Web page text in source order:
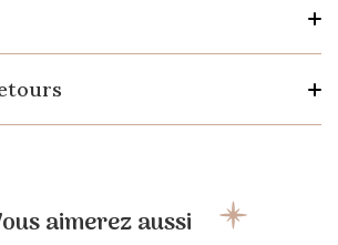
aimerez aussi